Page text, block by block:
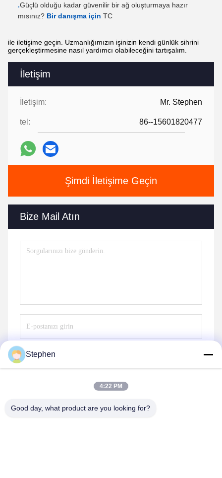
İletişim
İletişim: Mr. Stephen
tel: 86--15601820477
Şimdi İletişime Geçin
Bize Mail Atın
Göndermek
.Güçlü olduğu kadar güvenilir bir ağ oluşturmaya hazır
mısınız? Bir danışma için TC
ile iletişime geçin. Uzmanlığımızın işinizin kendi günlük sihrini
gerçekleştirmesine nasıl yardımcı olabileceğini tartışalım.
Stephen
4:22 PM
Good day, what product are you looking for?